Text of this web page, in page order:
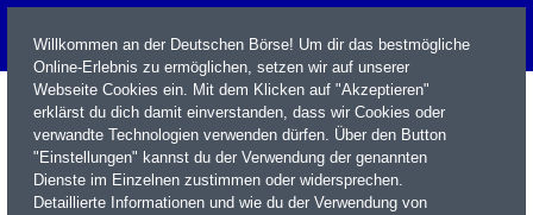
Willkommen an der Deutschen Börse! Um dir das bestmögliche
Online-Erlebnis zu ermöglichen, setzen wir auf unserer
Webseite Cookies ein. Mit dem Klicken auf "Akzeptieren"
erklärst du dich damit einverstanden, dass wir Cookies oder
verwandte Technologien verwenden dürfen. Über den Button
"Einstellungen" kannst du der Verwendung der genannten
Dienste im Einzelnen zustimmen oder widersprechen.
Detaillierte Informationen und wie du der Verwendung von